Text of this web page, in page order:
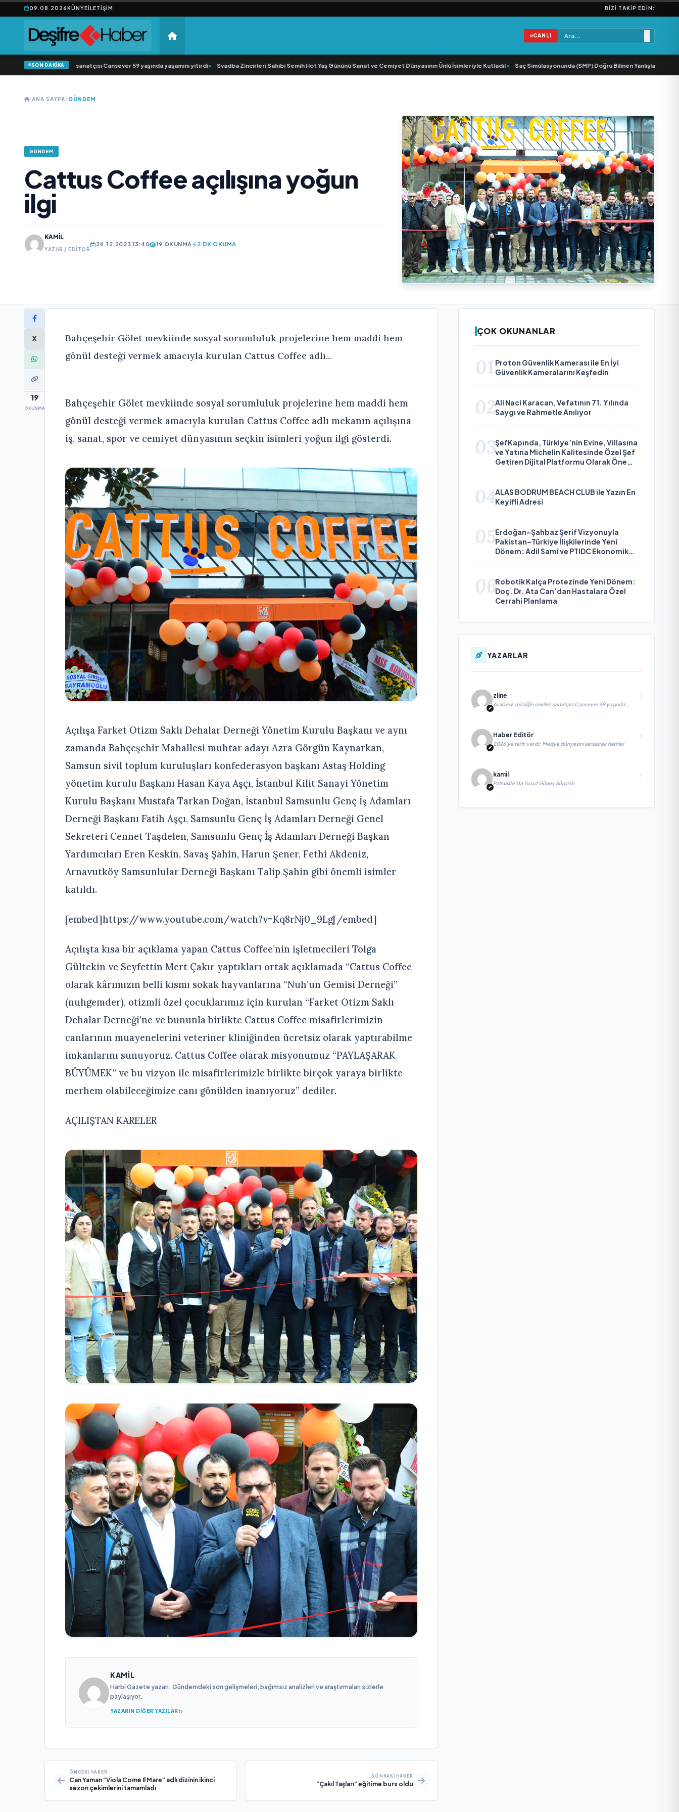
09.08.2026KÜNYEİLETIŞIM BIZI TAKIP EDIN:
CANLI
SON DAKİKA
müziğin sevilen sanatçısı Cansever 59 yaşında yaşamını yitirdi• Svadba Zincirleri Sahibi Semih Hot Yaş Gününü Sanat ve Cemiyet Dünyasının Ünlü İsimleriyle Kutladı!• Saç Simülasyonunda (SMP) Doğru Bilinen Yanlışlar ve
ANA SAYFA/GÜNDEM
GÜNDEM
Cattus Coffee açılışına yoğun
ilgi
KAMIL
YAZAR / EDITÖR
24.12.2023 13:40 19 OKUNMA 2 DK OKUMA
X
19
OKUNMA
Bahçeşehir Gölet mevkiinde sosyal sorumluluk projelerine hem maddi hem
gönül desteği vermek amacıyla kurulan Cattus Coffee adlı...
Bahçeşehir Gölet mevkiinde sosyal sorumluluk projelerine hem maddi hem
gönül desteği vermek amacıyla kurulan Cattus Coffee adlı mekanın açılışına
iş, sanat, spor ve cemiyet dünyasının seçkin isimleri yoğun ilgi gösterdi.
Açılışa Farket Otizm Saklı Dehalar Derneği Yönetim Kurulu Başkanı ve aynı
zamanda Bahçeşehir Mahallesi muhtar adayı Azra Görgün Kaynarkan,
Samsun sivil toplum kuruluşları konfederasyon başkanı Astaş Holding
yönetim kurulu Başkanı Hasan Kaya Aşçı, İstanbul Kilit Sanayi Yönetim
Kurulu Başkanı Mustafa Tarkan Doğan, İstanbul Samsunlu Genç İş Adamları
Derneği Başkanı Fatih Aşçı, Samsunlu Genç İş Adamları Derneği Genel
Sekreteri Cennet Taşdelen, Samsunlu Genç İş Adamları Derneği Başkan
Yardımcıları Eren Keskin, Savaş Şahin, Harun Şener, Fethi Akdeniz,
Arnavutköy Samsunlular Derneği Başkanı Talip Şahin gibi önemli isimler
katıldı.
[embed]https://www.youtube.com/watch?v=Kq8rNj0_9Lg[/embed]
Açılışta kısa bir açıklama yapan Cattus Coffee’nin işletmecileri Tolga
Gültekin ve Seyfettin Mert Çakır yaptıkları ortak açıklamada “Cattus Coffee
olarak kârımızın belli kısmı sokak hayvanlarına “Nuh’un Gemisi Derneği”
(nuhgemder), otizmli özel çocuklarımız için kurulan “Farket Otizm Saklı
Dehalar Derneği’ne ve bununla birlikte Cattus Coffee misafirlerimizin
canlarının muayenelerini veteriner kliniğinden ücretsiz olarak yaptırabilme
imkanlarını sunuyoruz. Cattus Coffee olarak misyonumuz “PAYLAŞARAK
BÜYÜMEK” ve bu vizyon ile misafirlerimizle birlikte birçok yaraya birlikte
merhem olabileceğimize canı gönülden inanıyoruz” dediler.
AÇILIŞTAN KARELER
KAMIL
Harbi Gazete yazarı. Gündemdeki son gelişmeleri, bağımsız analizleri ve araştırmaları sizlerle
paylaşıyor.
YAZARIN DIĞER YAZILARI
ÖNCEKI HABER
Can Yaman “Viola Come Il Mare” adlı dizinin ikinci
sezon çekimlerini tamamladı
SONRAKI HABER
“Çakıl Taşları” eğitime burs oldu
ÇOK OKUNANLAR
01 Proton Güvenlik Kamerası ile En İyi
Güvenlik Kameralarını Keşfedin
02Ali Naci Karacan, Vefatının 71. Yılında
Saygı ve Rahmetle Anılıyor
03ŞefKapında, Türkiye’nin Evine, Villasına
ve Yatına Michelin Kalitesinde Özel Şef
Getiren Dijital Platformu Olarak Öne
04ALAS BODRUM BEACH CLUB ile Yazın En
Keyifli Adresi
05Erdoğan–Şahbaz Şerif Vizyonuyla
Pakistan–Türkiye İlişkilerinde Yeni
Dönem: Adil Sami ve PTIDC Ekonomik
06Robotik Kalça Protezinde Yeni Dönem:
Doç. Dr. Ata Can’dan Hastalara Özel
Cerrahi Planlama
YAZARLAR
zline
Arabesk müziğin sevilen sanatçısı Cansever 59 yaşında
yaşamını yitirdi
Haber Editör
2026’ya tarih verdi; Medya dünyasını sarsacak hamle!
kamil
Palmalife’da Yusuf Güney Sürprizi